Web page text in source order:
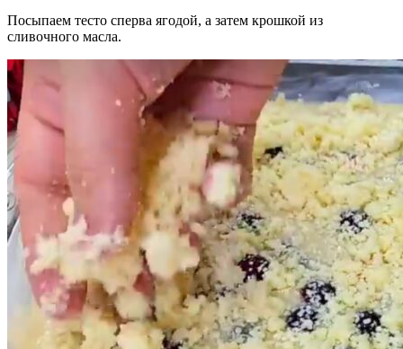
Посыпаем тесто сперва ягодой, а затем крошкой из
сливочного масла.